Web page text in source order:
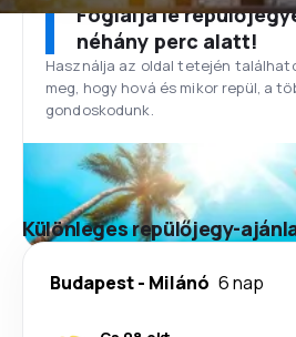
Foglalja le
néhány perc alatt!
Használja az oldal tetején
meg, hogy hová és mikor repül, a
gondoskodunk.
Különleges repülőjegy-
Budapest- Milánó 6 nap